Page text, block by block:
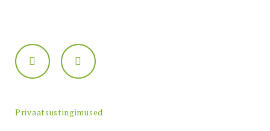
Privaatsustingimused